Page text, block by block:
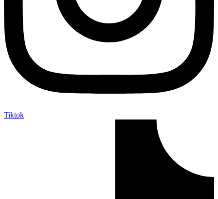
Tiktok